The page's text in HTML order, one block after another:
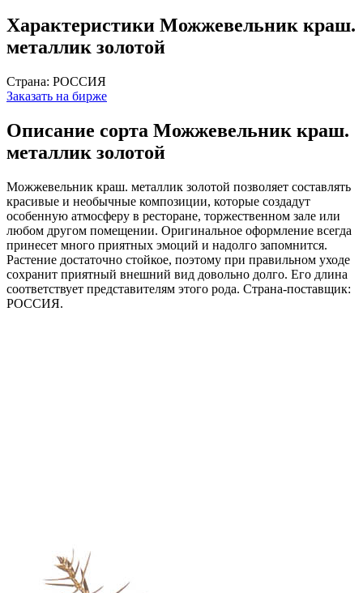
Характеристики Можжевельник краш.
металлик золотой
Страна: РОССИЯ
Заказать на бирже
Описание сорта Можжевельник краш.
металлик золотой
Можжевельник краш. металлик золотой позволяет составлять
красивые и необычные композиции, которые создадут
особенную атмосферу в ресторане, торжественном зале или
любом другом помещении. Оригинальное оформление всегда
принесет много приятных эмоций и надолго запомнится.
Растение достаточно стойкое, поэтому при правильном уходе
сохранит приятный внешний вид довольно долго. Его длина
соответствует представителям этого рода. Страна-поставщик:
РОССИЯ.